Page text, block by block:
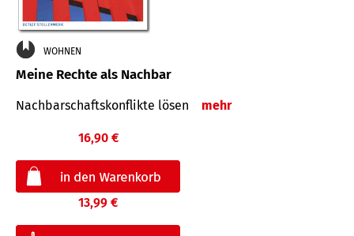
WOHNEN
Meine Rechte als Nachbar
Nach­bar­schafts­konflikte lösen mehr
16,90 €
13,99 €